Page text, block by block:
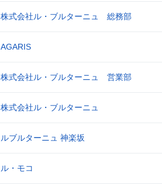
株式会社ル・ブルターニュ 総務部
AGARIS
株式会社ル・ブルターニュ 営業部
株式会社ル・ブルターニュ
ルブルターニュ 神楽坂
ル・モコ